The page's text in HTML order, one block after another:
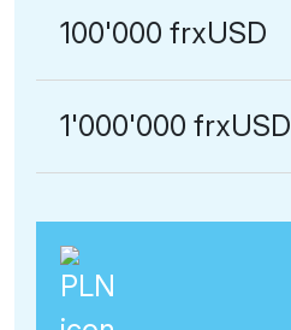
100'000 frxUSD
1'000'000 frxUSD